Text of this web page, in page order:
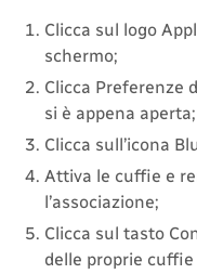
Clicca sul logo
schermo;
Clicca Preferenze
si è appena aperta;
Clicca sull’icona
Attiva le cuffie e
l’associazione;
Clicca sul tasto
delle proprie